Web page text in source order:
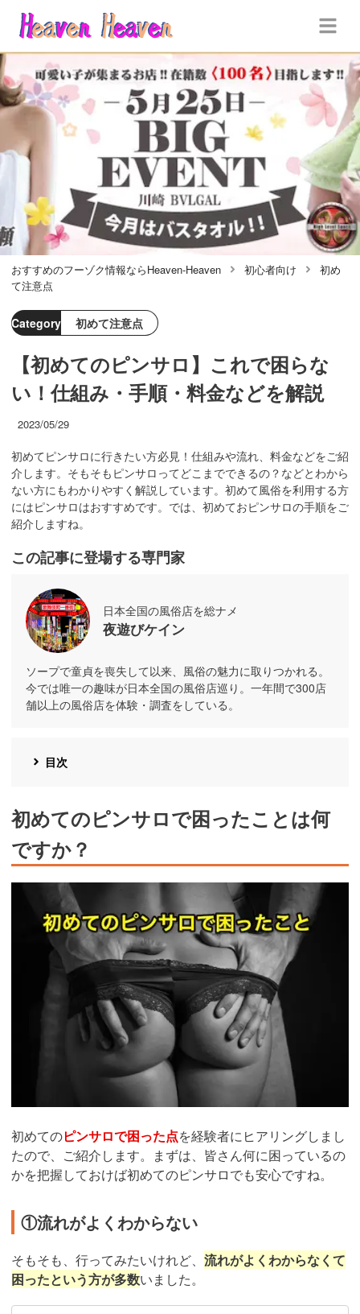
おすすめのフーゾク情報ならHeaven-Heaven 初心者向け
初め
て注意点
Category 初めて注意点
【初めてのピンサロ】これで困らな
い！仕組み・手順・料金などを解説
2023/05/29
初めてピンサロに行きたい方必見！仕組みや流れ、料金などをご紹
介します。そもそもピンサロってどこまでできるの？などとわから
ない方にもわかりやすく解説しています。初めて風俗を利用する方
にはピンサロはおすすめです。では、初めておピンサロの手順をご
紹介しますね。
この記事に登場する専門家
日本全国の風俗店を総ナメ
夜遊びケイン
ソープで童貞を喪失して以来、風俗の魅力に取りつかれる。
今では唯一の趣味が日本全国の風俗店巡り。一年間で300店
舗以上の風俗店を体験・調査をしている。
目次
初めてのピンサロで困ったことは何
ですか？
初めてのピンサロで困った点を経験者にヒアリングしまし
たので、ご紹介します。まずは、皆さん何に困っているの
かを把握しておけば初めてのピンサロでも安心ですね。
①流れがよくわからない
そもそも、行ってみたいけれど、 流れがよくわからなくて
困ったという方が多数いました。